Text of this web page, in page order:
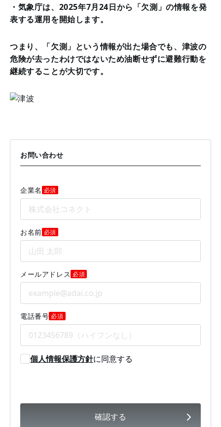
・気象庁は、2025年7月24日から「欠測」の情報を発
表する運用を開始します。
つまり、「欠測」という情報が出た場合でも、津波の
危険が去ったわけではないため油断せずに避難行動を
継続することが大切です。
お問い合わせ
企業名 必須
お名前 必須
メールアドレス 必須
電話番号 必須
個人情報保護方針に同意する
確認する